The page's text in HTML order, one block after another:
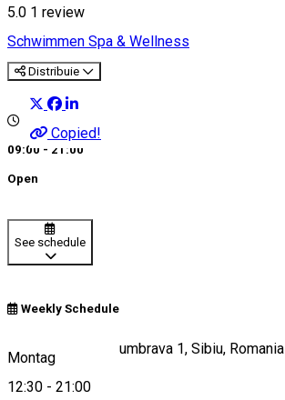
5.0 1 review
Schwimmen Spa & Wellness
Distribuie
Copied!
09:00 - 21:00
Open
See schedule
Weekly Schedule
Montag
12:30 - 21:00
Strada Pădurea Dumbrava 1, Sibiu, Romania